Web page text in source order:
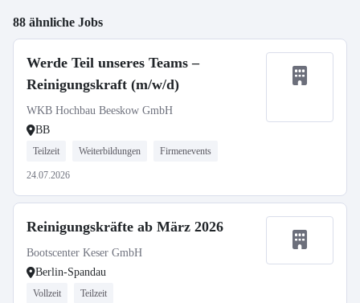
88 ähnliche Jobs
Werde Teil unseres Teams –
Reinigungskraft (m/w/d)
WKB Hochbau Beeskow GmbH
BB
Teilzeit Weiterbildungen Firmenevents
24.07.2026
Reinigungskräfte ab März 2026
Bootscenter Keser GmbH
Berlin-Spandau
Vollzeit Teilzeit